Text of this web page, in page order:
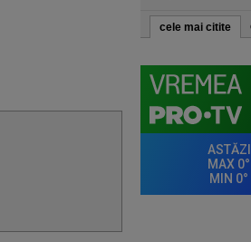
cele mai citite